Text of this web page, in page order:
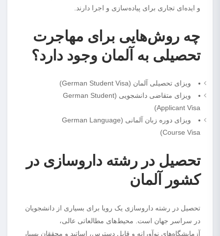
و ایده‌ای تجاری برای پیاده‌سازی و اجرا دارند.
چه روش‌هایی برای مهاجرت
تحصیلی به آلمان وجود دارد؟
ویزای تحصیلی آلمان (German Student Visa)
ویزای متقاضی دانشجویی (German Student
Applicant Visa)
ویزای دوره زبان آلمانی (German Language
Course Visa)
تحصیل در رشته داروسازی در
کشور آلمان
تحصیل در رشته داروسازی یک رویا برای بسیاری از دانشجویان
در سراسر جهان است. محیط‌های مطالعاتی عالی،
آزمایشگاه‌های نوآورانه و قابل دسترس، اساتید و محققان بسیار